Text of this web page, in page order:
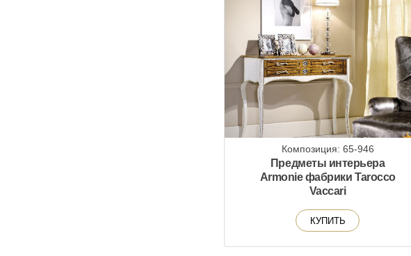
Композиция: 65-946
Предметы интерьера
Armonie фабрики Tarocco
Vaccari
КУПИТЬ